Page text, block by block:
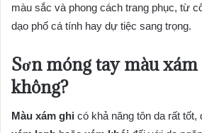
màu sắc và phong cách trang phục, từ
dạo phố cá tính hay dự tiệc sang trọng.
Sơn móng tay màu
không?
Màu xám ghi có khả năng tôn da rất tốt,